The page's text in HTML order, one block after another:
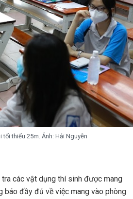
thiểu 25m. Ảnh: Hải Nguyễn
các vật dụng thí sinh được mang
báo đầy đủ về việc mang vào phòng